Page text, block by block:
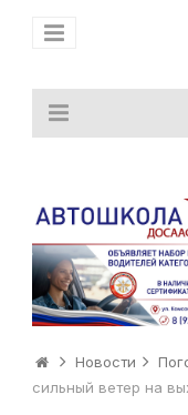
Новости
сильный ветер на